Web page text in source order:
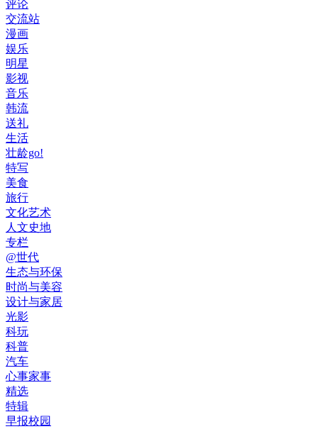
评论
交流站
漫画
娱乐
明星
影视
音乐
韩流
送礼
生活
壮龄go!
特写
美食
旅行
文化艺术
人文史地
专栏
@世代
生态与环保
时尚与美容
设计与家居
光影
科玩
科普
汽车
心事家事
精选
特辑
早报校园